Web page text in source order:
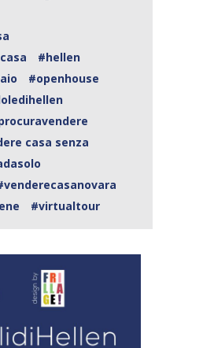
#hellen
#openhouse
casa senza
#virtualtour